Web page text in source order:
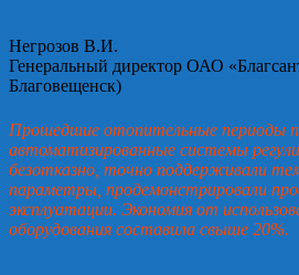
Негрозов В.И.
Генеральный директор ОАО
Благовещенск)
Прошедшие отопительные периоды
автоматизированные системы
безотказно, точно поддерживали
параметры, продемонстрировали
эксплуатации. Экономия от
оборудования составила свыше 20%.